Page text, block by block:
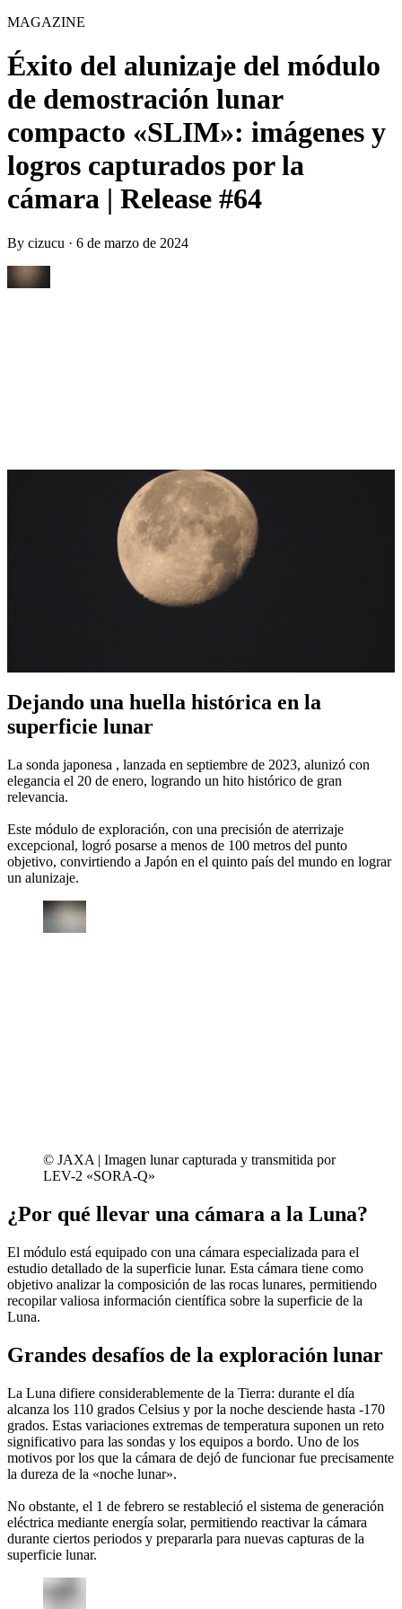
MAGAZINE
Éxito del alunizaje del módulo
de demostración lunar
compacto «SLIM»: imágenes y
logros capturados por la
cámara | Release #64
By cizucu · 6 de marzo de 2024
Dejando una huella histórica en la
superficie lunar
La sonda japonesa , lanzada en septiembre de 2023, alunizó con
elegancia el 20 de enero, logrando un hito histórico de gran
relevancia.
Este módulo de exploración, con una precisión de aterrizaje
excepcional, logró posarse a menos de 100 metros del punto
objetivo, convirtiendo a Japón en el quinto país del mundo en lograr
un alunizaje.
© JAXA | Imagen lunar capturada y transmitida por
LEV-2 «SORA-Q»
¿Por qué llevar una cámara a la Luna?
El módulo está equipado con una cámara especializada para el
estudio detallado de la superficie lunar. Esta cámara tiene como
objetivo analizar la composición de las rocas lunares, permitiendo
recopilar valiosa información científica sobre la superficie de la
Luna.
Grandes desafíos de la exploración lunar
La Luna difiere considerablemente de la Tierra: durante el día
alcanza los 110 grados Celsius y por la noche desciende hasta -170
grados. Estas variaciones extremas de temperatura suponen un reto
significativo para las sondas y los equipos a bordo. Uno de los
motivos por los que la cámara de dejó de funcionar fue precisamente
la dureza de la «noche lunar».
No obstante, el 1 de febrero se restableció el sistema de generación
eléctrica mediante energía solar, permitiendo reactivar la cámara
durante ciertos periodos y prepararla para nuevas capturas de la
superficie lunar.